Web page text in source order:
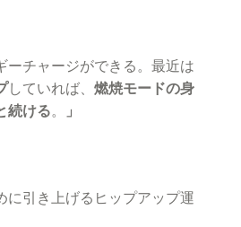
ーチャージができる。最近は
していれば、 燃焼モードの身
続ける。 」
に引き上げるヒップアップ運